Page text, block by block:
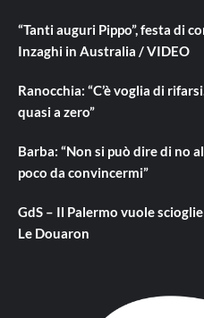
“Tanti auguri Pippo”, festa di
Inzaghi in Australia / VIDEO
Ranocchia: “C’è voglia di
quasi a zero”
Barba: “Non si può dire di no
poco da convincermi”
GdS – Il Palermo vuole
Le Douaron